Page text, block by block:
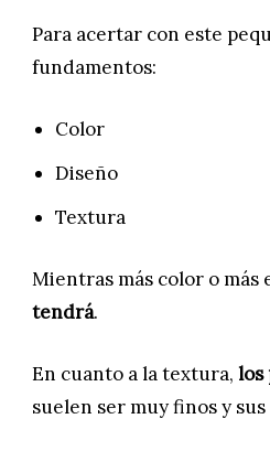
Para acertar con este
fundamentos:
Color
Diseño
Textura
Mientras más color o más
tendrá.
En cuanto a la textura, los
suelen ser muy finos y